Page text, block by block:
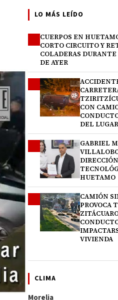
LO MÁS LEÍDO
CUERPOS EN
CORTO CIRCUITO Y
COLADERAS
DE AYER
CON
DEL LUGAR
GABRIEL
HUETAMO
CAMIÓN
PROVOCA
VIVIENDA
CLIMA
Morelia